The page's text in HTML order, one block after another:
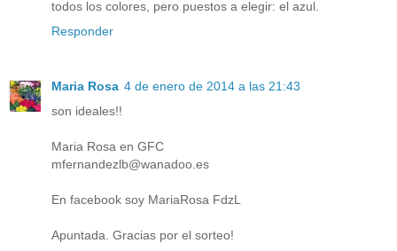
todos los colores, pero puestos a elegir: el azul.
Responder
Maria Rosa 4 de enero de 2014 a las 21:43
son ideales!!
Maria Rosa en GFC
mfernandezlb@wanadoo.es
En facebook soy MariaRosa FdzL
Apuntada. Gracias por el sorteo!